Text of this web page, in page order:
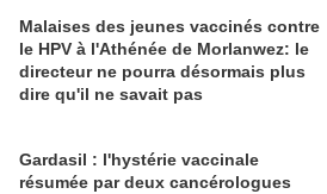
Malaises des jeunes vaccinés contre
le HPV à l'Athénée de Morlanwez: le
directeur ne pourra désormais plus
dire qu'il ne savait pas
Gardasil : l'hystérie vaccinale
résumée par deux cancérologues